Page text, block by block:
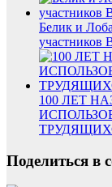
Белик и
участников
100 ЛЕТ
Поделиться в